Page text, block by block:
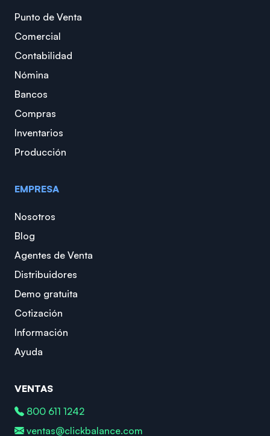
Punto de Venta
Comercial
Contabilidad
Nómina
Bancos
Compras
Inventarios
Producción
EMPRESA
Nosotros
Blog
Agentes de Venta
Distribuidores
Demo gratuita
Cotización
Información
Ayuda
VENTAS
800 611 1242
ventas@clickbalance.com